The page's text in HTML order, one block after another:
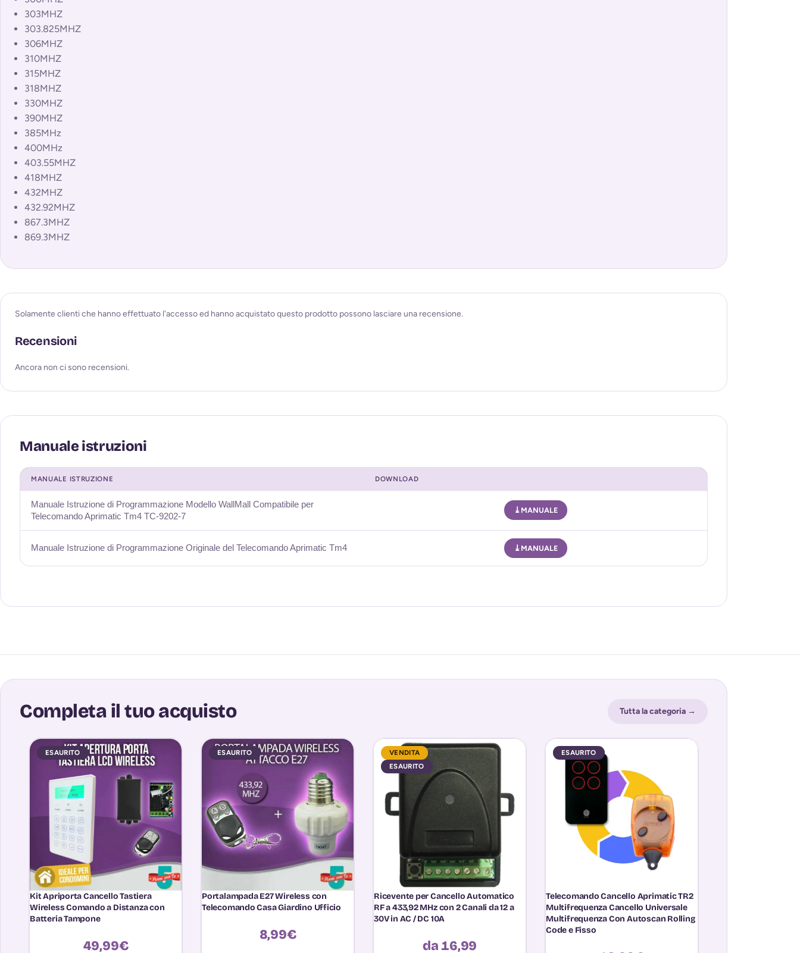
303MHZ
303.825MHZ
306MHZ
310MHZ
315MHZ
318MHZ
330MHZ
390MHZ
385MHz
400MHz
403.55MHZ
418MHZ
432MHZ
432.92MHZ
867.3MHZ
869.3MHZ
Recensioni
Ancora non ci sono recensioni.
Solamente clienti che hanno effettuato l'accesso ed hanno acquistato questo prodotto possono lasciare una recensione.
MANUALE ISTRUZIONE DOWNLOAD
Manuale Istruzione di Programmazione Modello WallMall Compatibile per
Telecomando Aprimatic Tm4 TC-9202-7
MANUALE
Manuale Istruzione di Programmazione Originale del Telecomando Aprimatic Tm4 MANUALE
Completa il tuo acquisto Tutta la categoria →
ESAURITO
Kit Apriporta Cancello Tastiera
Wireless Comando a Distanza con
Batteria Tampone
49,99€
ESAURITO
Portalampada E27 Wireless con
Telecomando Casa Giardino Ufficio
8,99€
VENDITA
ESAURITO
Ricevente per Cancello Automatico
RF a 433,92 MHz con 2 Canali da 12 a
30V in AC / DC 10A
da 16,99
ESAURITO
Telecomando Cancello Aprimatic TR2
Multifrequenza Cancello Universale
Multifrequenza Con Autoscan Rolling
Code e Fisso